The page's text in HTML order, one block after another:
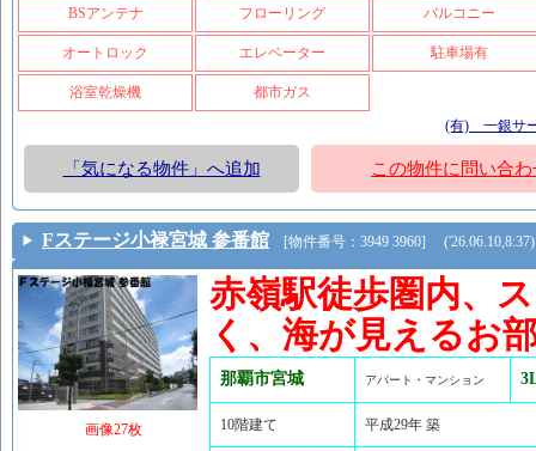
BSアンテナ フローリング バルコニー
オートロック エレベーター 駐車場有
浴室乾燥機
都市ガス
(有) 一銀サ
「気になる物件」へ追加 この物件に問い合わ
Fステージ小禄宮城 参番館 [物件番号：3949 3960] ('26.06.10,8:37)
画像27枚
赤嶺駅徒歩圏内、
く、海が見えるお
那覇市宮城 アパート・マンション
10階建て 平成29年 築